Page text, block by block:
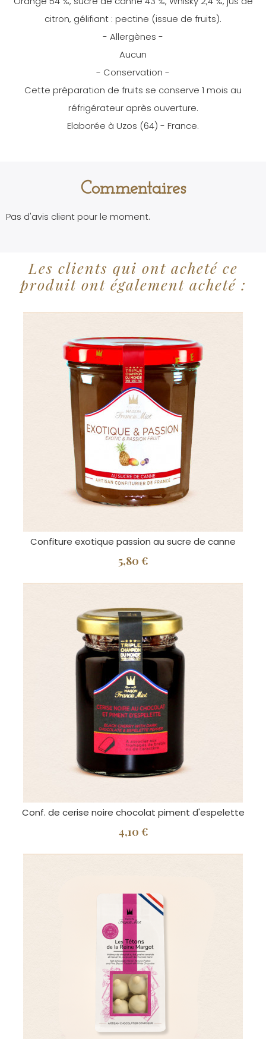
citron, gélifiant : pectine (issue de fruits).
- Allergènes -
Aucun
- Conservation -
Cette préparation de fruits se conserve 1 mois au
réfrigérateur après ouverture.
Elaborée à Uzos (64) - France.
Commentaires
Pas d'avis client pour le moment.
Les clients qui ont acheté ce
produit ont également acheté :
Confiture exotique passion au sucre de canne
5,80 €
Conf. de cerise noire chocolat piment d'espelette
4,10 €